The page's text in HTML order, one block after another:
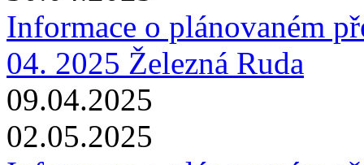
Informace o plánovaném
04. 2025 Železná Ruda
09.04.2025
02.05.2025